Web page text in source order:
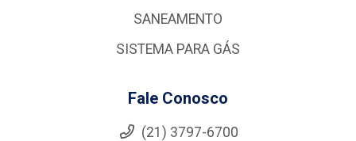
SANEAMENTO
SISTEMA PARA GÁS
Fale Conosco
(21) 3797-6700